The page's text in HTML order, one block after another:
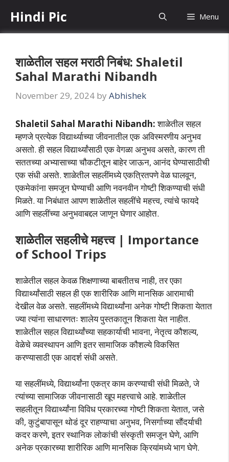
content
Hindi Pic Menu
शाळेतील सहल मराठी निबंध: Shaletil
Sahal Marathi Nibandh
November 29, 2024 by Abhishek
Shaletil Sahal Marathi Nibandh:शाळेतील सहल
म्हणजे प्रत्येक विद्यार्थ्याच्या जीवनातील एक अविस्मरणीय अनुभव
असतो. ही सहल विद्यार्थ्यांसाठी एक वेगळा अनुभव असते, कारण ती
सततच्या अभ्यासाच्या चौकटीतून बाहेर जाऊन, आनंद घेण्यासाठीची
एक संधी असते. शाळेतील सहलींमध्ये एकत्रितपणे वेळ घालवून,
एकमेकांना समजून घेण्याची आणि नवनवीन गोष्टी शिकण्याची संधी
मिळते. या निबंधात आपण शाळेतील सहलींचे महत्त्व, त्यांचे फायदे
आणि सहलींच्या अनुभवाबद्दल जाणून घेणार आहोत.
शाळेतील सहलीचे महत्त्व | Importance
of School Trips
शाळेतील सहल केवळ शिक्षणाच्या बाबतीतच नाही, तर एका
विद्यार्थ्यांसाठी सहल ही एक शारीरिक आणि मानसिक आरामाची
देखील वेळ असते. सहलींमध्ये विद्यार्थ्यांना अनेक गोष्टी शिकता येतात
ज्या त्यांना साधारणतः शालेय पुस्तकातून शिकता येत नाहीत.
शाळेतील सहल विद्यार्थ्यांच्या सहकार्याची भावना, नेतृत्व कौशल्य,
वेळेचे व्यवस्थापन आणि इतर सामाजिक कौशल्ये विकसित
करण्यासाठी एक आदर्श संधी असते.
या सहलींमध्ये, विद्यार्थ्यांना एकत्र काम करण्याची संधी मिळते, जे
त्यांच्या सामाजिक जीवनासाठी खूप महत्त्वाचे आहे. शाळेतील
सहलीतून विद्यार्थ्यांना विविध प्रकारच्या गोष्टी शिकता येतात, जसे
की, कुटुंबापासून थोडं दूर राहण्याचा अनुभव, निसर्गाच्या सौंदर्याची
कदर करणे, इतर स्थानिक लोकांची संस्कृती समजून घेणे, आणि
अनेक प्रकारच्या शारीरिक आणि मानसिक क्रियांमध्ये भाग घेणे.